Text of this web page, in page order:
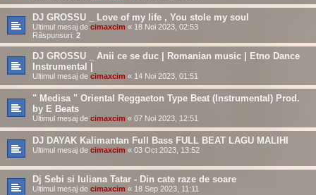
DJ GROSSU _ Love of my life , You stole my soul
Ultimul mesaj de cimaxcim « 18 Noi 2023, 02:53
Răspunsuri: 2
DJ GROSSU _ Anii ce se duc | Romanian music | Etno Dance
Instrumental |
Ultimul mesaj de cimaxcim « 14 Noi 2023, 01:51
" Medisa " Oriental Reggaeton Type Beat (Instrumental) Prod.
by E Beats
Ultimul mesaj de cimaxcim « 07 Noi 2023, 12:51
DJ DAYAK Kalimantan Full Bass FULL BEAT LAGU MALIHI
Ultimul mesaj de cimaxcim « 03 Oct 2023, 13:52
Dj Sebi si Iuliana Tatar - Din cate raze de soare
Ultimul mesaj de cimaxcim « 18 Sep 2023, 11:11